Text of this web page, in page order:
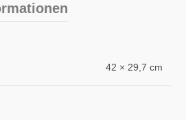
42 × 29,7 cm